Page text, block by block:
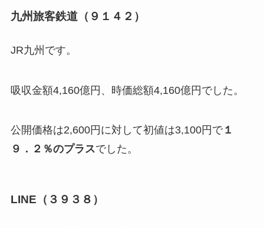
九州旅客鉄道（９１４２）
JR九州です。
吸収金額4,160億円、時価総額4,160億円でした。
公開価格は2,600円に対して初値は3,100円で１
９．２％のプラスでした。
LINE（３９３８）